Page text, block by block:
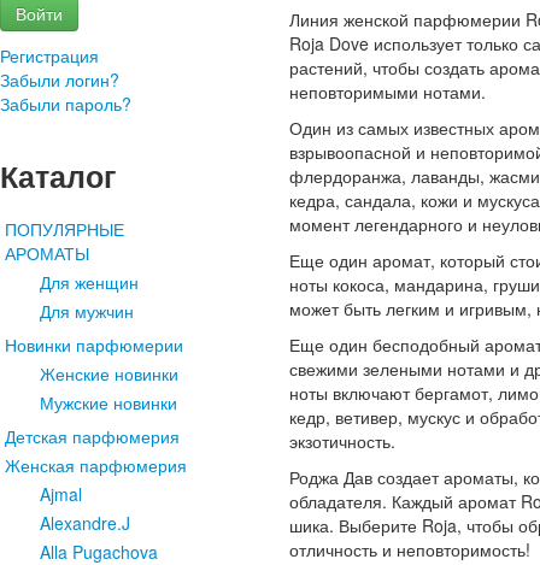
Войти
Регистрация
Забыли логин?
Забыли пароль?
Каталог
ПОПУЛЯРНЫЕ
АРОМАТЫ
Для женщин
Для мужчин
Новинки парфюмерии
Женские новинки
Мужские новинки
Детская парфюмерия
Женская парфюмерия
Ajmal
Alexandre.J
Alla Pugachova
Линия женской парфюмерии
Roja Dove использует только
растений, чтобы создать
неповторимыми нотами.
Один из самых известных
взрывоопасной и
флердоранжа, лаванды,
кедра, сандала, кожи и
момент легендарного и
Еще один аромат, который
ноты кокоса, мандарина,
может быть легким и игривым,
Еще один бесподобный
свежими зелеными нотами и
ноты включают бергамот,
кедр, ветивер, мускус и
экзотичность.
Роджа Дав создает ароматы,
обладателя. Каждый аромат
шика. Выберите Roja, чтобы
отличность и неповторимость!